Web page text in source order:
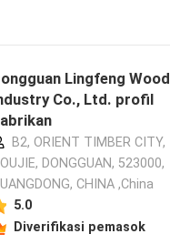
Lingfeng Wood
Co., Ltd. profil
B2, ORIENT TIMBER CITY,
DONGGUAN, 523000,
CHINA ,China
5.0
Diverifikasi pemasok